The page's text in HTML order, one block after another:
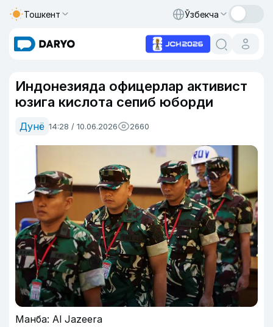
Тошкент Ўзбекча
Индонезияда офицерлар активист
юзига кислота сепиб юборди
Дунё 14:28 / 10.06.2026 2660
Манба: Al Jazeera